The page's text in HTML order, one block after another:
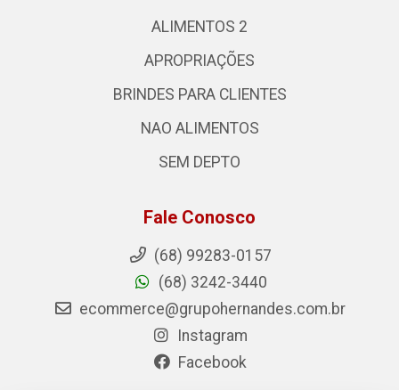
ALIMENTOS 2
APROPRIAÇÕES
BRINDES PARA CLIENTES
NAO ALIMENTOS
SEM DEPTO
Fale Conosco
(68) 99283-0157
(68) 3242-3440
ecommerce@grupohernandes.com.br
Instagram
Facebook